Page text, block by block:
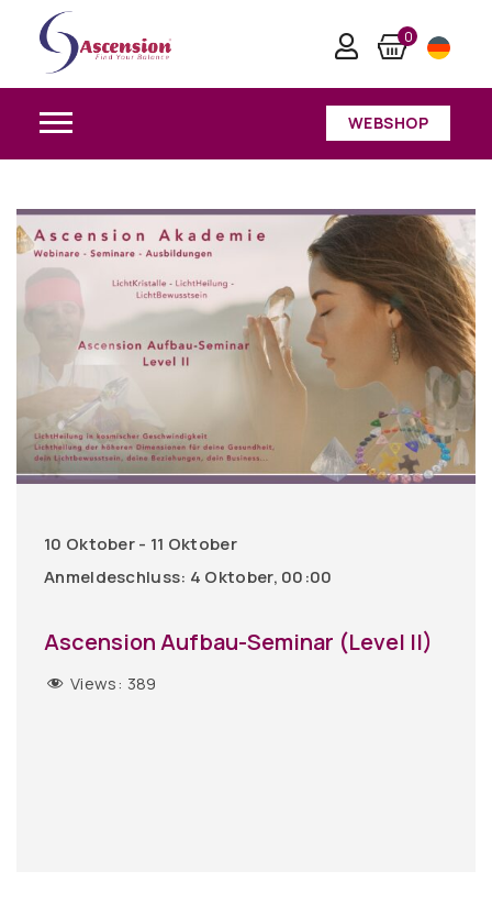
0
WEBSHOP
10 Oktober - 11 Oktober
Anmeldeschluss: 4 Oktober, 00:00
Ascension Aufbau-Seminar (Level II)
Views: 389